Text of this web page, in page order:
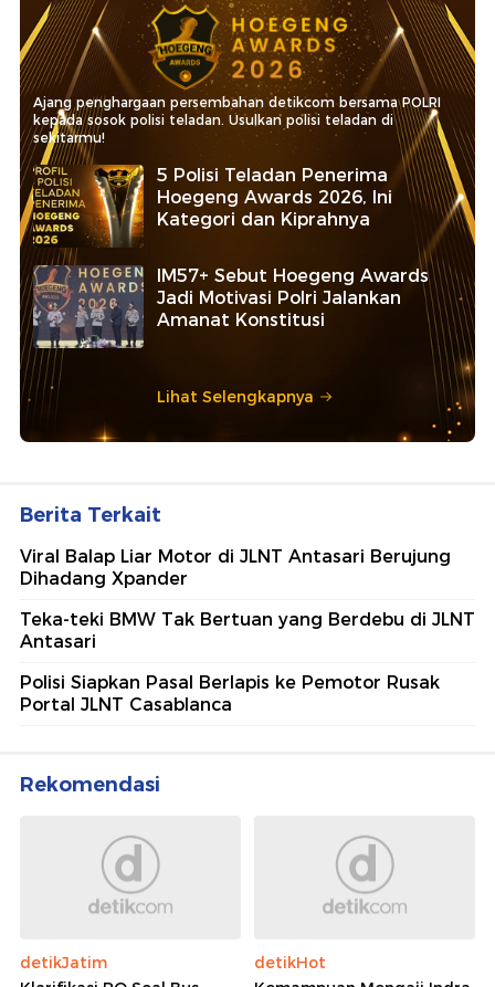
Ajang penghargaan persembahan detikcom bersama POLRI
kepada sosok polisi teladan. Usulkan polisi teladan di
sekitarmu!
5 Polisi Teladan Penerima
Hoegeng Awards 2026, Ini
Kategori dan Kiprahnya
IM57+ Sebut Hoegeng Awards
Jadi Motivasi Polri Jalankan
Amanat Konstitusi
Lihat Selengkapnya
Berita Terkait
Viral Balap Liar Motor di JLNT Antasari Berujung
Dihadang Xpander
Teka-teki BMW Tak Bertuan yang Berdebu di JLNT
Antasari
Polisi Siapkan Pasal Berlapis ke Pemotor Rusak
Portal JLNT Casablanca
Rekomendasi
detikJatim
detikHot